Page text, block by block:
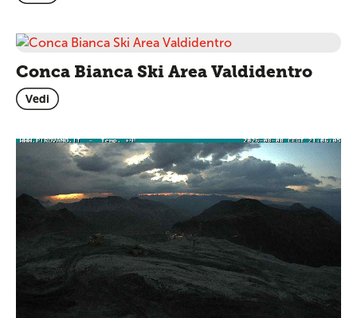
Conca Bianca Ski Area Valdidentro
Vedi